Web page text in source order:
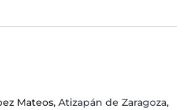
Mateos, Atizapán de Zaragoza,